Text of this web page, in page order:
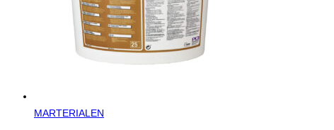
MARTERIALEN